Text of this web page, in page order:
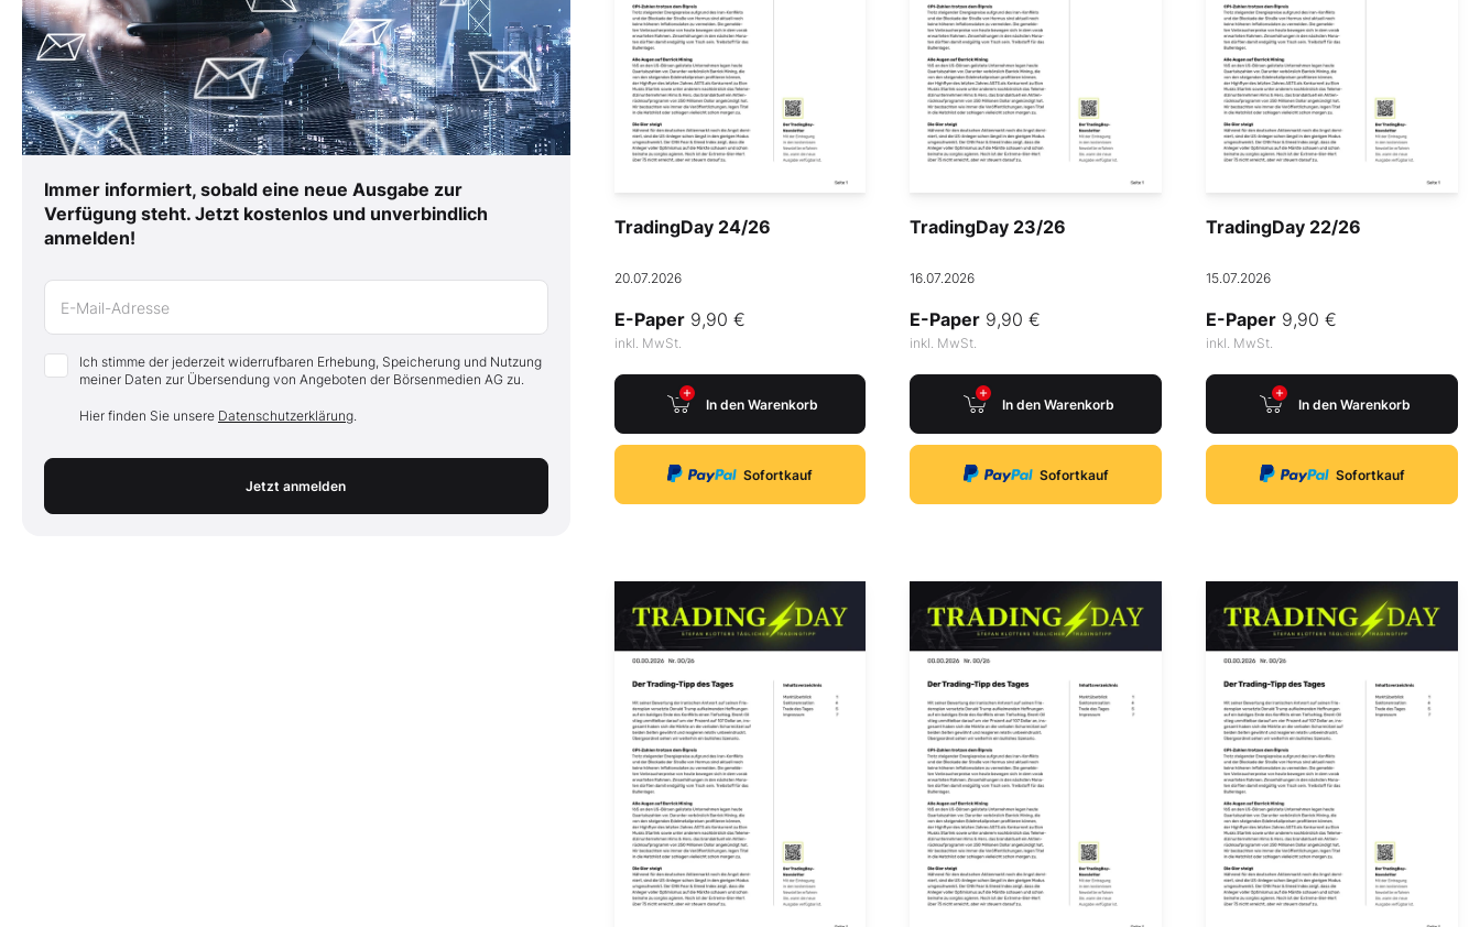
Immer informiert, sobald eine neue Ausgabe zur
Verfügung steht. Jetzt kostenlos und unverbindlich
anmelden!
E-Mail-Adresse
Ich stimme der jederzeit widerrufbaren Erhebung, Speicherung und Nutzung
meiner Daten zur Übersendung von Angeboten der Börsenmedien AG zu.
Hier finden Sie unsere Datenschutzerklärung.
Jetzt anmelden
TradingDay 24/26
20.07.2026
E-Paper9,90 €
inkl. MwSt.
In den Warenkorb
Sofortkauf
TradingDay 23/26
16.07.2026
E-Paper 9,90 €
inkl. MwSt.
In den Warenkorb
Sofortkauf
TradingDay 22/26
15.07.2026
E-Paper 9,90 €
inkl. MwSt.
In den Warenkorb
Sofortkauf